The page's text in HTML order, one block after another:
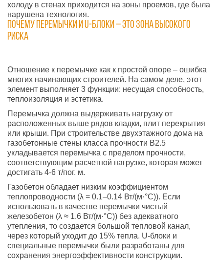
холоду в стенах приходится на зоны проемов, где была
нарушена технология.
Почему перемычки и U-блоки – это зона высокого
риска
Отношение к перемычке как к простой опоре – ошибка
многих начинающих строителей. На самом деле, этот
элемент выполняет 3 функции: несущая способность,
теплоизоляция и эстетика.
Перемычка должна выдерживать нагрузку от
расположенных выше рядов кладки, плит перекрытия
или крыши. При строительстве двухэтажного дома на
газобетонные стены класса прочности B2.5
укладывается перемычка с пределом прочности,
соответствующим расчетной нагрузке, которая может
достигать 4-6 т/пог. м.
Газобетон обладает низким коэффициентом
теплопроводности (λ = 0.1–0.14 Вт/(м·°С)). Если
использовать в качестве перемычки чистый
железобетон (λ ≈ 1.6 Вт/(м·°С)) без адекватного
утепления, то создается большой тепловой канал,
через который уходит до 15% тепла. U-блоки и
специальные перемычки были разработаны для
сохранения энергоэффективности конструкции.